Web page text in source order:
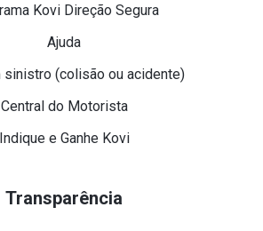
Kovi Direção Segura
Ajuda
sinistro (colisão ou acidente)
Central do Motorista
Indique e Ganhe Kovi
Transparência